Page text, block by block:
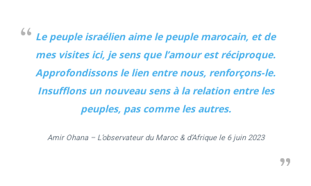
Le peuple israélien aime le peuple marocain, et de
mes visites ici, je sens que l’amour est réciproque.
Approfondissons le lien entre nous, renforçons-le.
Insufflons un nouveau sens à la relation entre les
peuples, pas comme les autres.
Amir Ohana – L’observateur du Maroc & d’Afrique le 6 juin 2023